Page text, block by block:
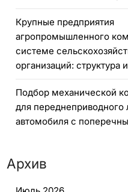
Крупные предприятия
агропромышленного
системе
организаций: структура
Подбор механической
для переднеприводного
автомобиля с
Архив